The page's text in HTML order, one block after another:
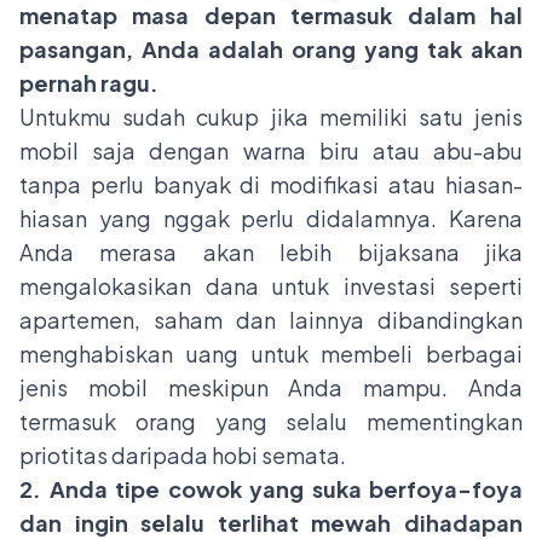
menatap masa depan termasuk dalam hal
pasangan, Anda adalah orang yang tak akan
pernah ragu.
Untukmu sudah cukup jika memiliki satu jenis
mobil saja dengan warna biru atau abu-abu
tanpa perlu banyak di modifikasi atau hiasan-
hiasan yang nggak perlu didalamnya. Karena
Anda merasa akan lebih bijaksana jika
mengalokasikan dana untuk investasi seperti
apartemen, saham dan lainnya dibandingkan
menghabiskan uang untuk membeli berbagai
jenis mobil meskipun Anda mampu. Anda
termasuk orang yang selalu mementingkan
priotitas daripada hobi semata.
2. Anda tipe cowok yang suka berfoya-foya
dan ingin selalu terlihat mewah dihadapan